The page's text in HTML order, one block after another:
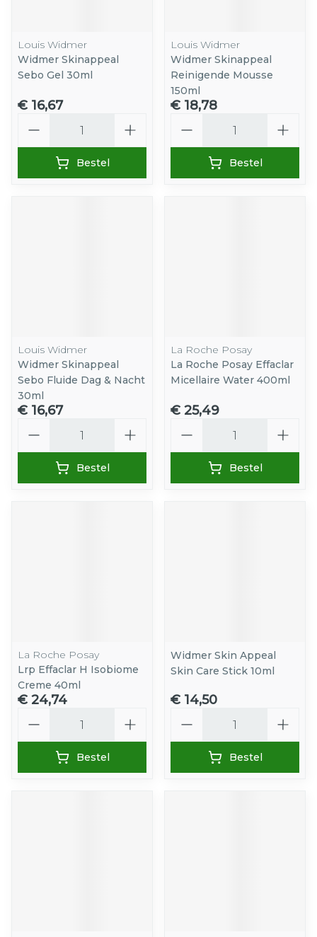
Louis Widmer
Widmer Skinappeal
Sebo Gel 30ml
€ 16,67
Bestel
Louis Widmer
Widmer Skinappeal
Reinigende Mousse
150ml
€ 18,78
Bestel
Louis Widmer
Widmer Skinappeal
Sebo Fluide Dag & Nacht
30ml
€ 16,67
Bestel
La Roche Posay
La Roche Posay Effaclar
Micellaire Water 400ml
€ 25,49
Bestel
La Roche Posay
Lrp Effaclar H Isobiome
Creme 40ml
€ 24,74
Bestel
Widmer Skin Appeal
Skin Care Stick 10ml
€ 14,50
Bestel